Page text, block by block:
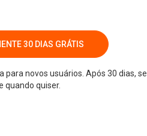
30 DIAS GRÁTIS
para novos usuários. Após 30 dias,
quando quiser.